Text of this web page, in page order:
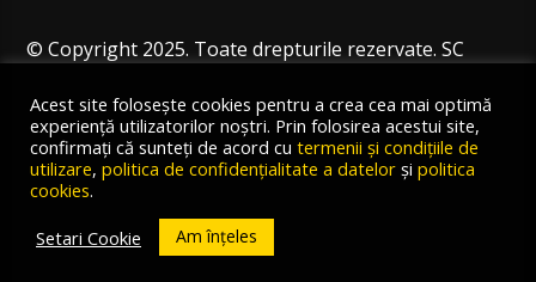
© Copyright 2025. Toate drepturile rezervate. SC
Acest site folosește cookies pentru a crea cea mai optimă
experiență utilizatorilor noștri. Prin folosirea acestui site,
confirmați că sunteți de acord cu termenii și condițiile de
utilizare, politica de confidențialitate a datelor și politica
cookies.
Setari Cookie
Am înțeles